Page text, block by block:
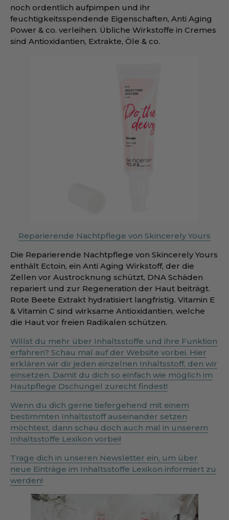
noch ordentlich aufpimpen und ihr
feuchtigkeitsspendende Eigenschaften, Anti Aging
Power & co. verleihen. Übliche Wirkstoffe in Cremes
sind Antioxidantien, Extrakte, Öle & co.
Reparierende Nachtpflege von Skincerely Yours
Die Reparierende Nachtpflege von Skincerely Yours
enthält Ectoin, ein Anti Aging Wirkstoff, der die
Zellen vor Austrocknung schützt, DNA Schäden
repariert und zur Regeneration der Haut beiträgt.
Rote Beete Extrakt hydratisiert langfristig. Vitamin E
& Vitamin C sind wirksame Antioxidantien, welche
die Haut vor freien Radikalen schützen.
Willst du mehr über Inhaltsstoffe und ihre Funktion
erfahren? Schau mal auf der Website vorbei. Hier
erklären wir dir jeden einzelnen Inhaltsstoff, den wir
einsetzen. Damit du dich so einfach wie möglich im
Hautpflege Dschungel zurecht findest!
Wenn du dich gerne tiefergehend mit einem
bestimmten Inhaltsstoff auseinander setzen
möchtest, dann schau doch auch mal in unserem
Inhaltsstoffe Lexikon vorbei!
Trage dich in unseren Newsletter ein, um über
neue Einträge im Inhaltsstoffe Lexikon informiert zu
werden!